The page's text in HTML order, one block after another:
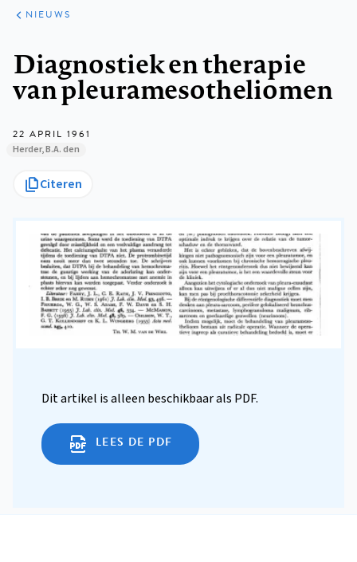
ARTIKELEN
HET
KORT
NIEUWS
Diagnostiek en therapie
van pleuramesotheliomen
22 APRIL 1961
Herder, B.A. den
Citeren
Dit artikel is alleen beschikbaar als PDF.
LEES DE PDF